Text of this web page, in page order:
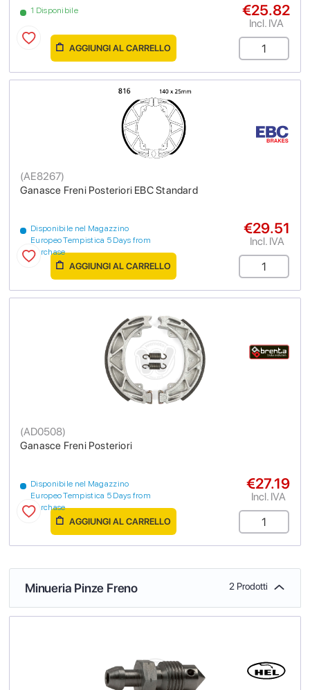
1 Disponibile €25.82
Incl. IVA
AGGIUNGI AL CARRELLO
Ganasce Freni Posteriori EBC Standard
(AE8267)
Disponibile nel Magazzino
Europeo Tempistica 5 Days from
purchase
€29.51
Incl. IVA
AGGIUNGI AL CARRELLO
Ganasce Freni Posteriori
(AD0508)
Disponibile nel Magazzino
Europeo Tempistica 5 Days from
purchase
€27.19
Incl. IVA
AGGIUNGI AL CARRELLO
Minueria Pinze Freno 2 Prodotti